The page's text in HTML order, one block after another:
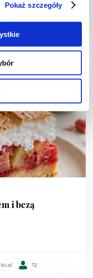
Pokaż szczegóły
i bezą
12